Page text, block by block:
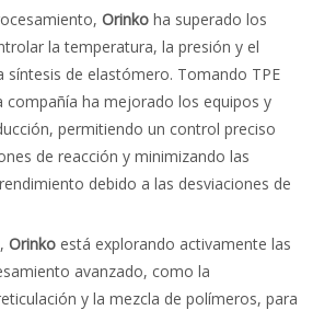
Orinko ha superado los
la temperatura, la presión y el
síntesis de elastómero. Tomando TPE
compañía ha mejorado los equipos y
permitiendo un control preciso
de reacción y minimizando las
debido a las desviaciones de
Orinko está explorando activamente las
avanzado, como la
y la mezcla de polímeros, para